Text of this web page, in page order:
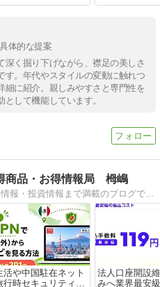
体的な提案
く掘り下げながら、襟足の美しさ
す。年代やスタイルの変動に触れつ
細に紹介。親しみやすさと専門性を
して機能しています。
商品・お得情報局 栂嶋
お買い得な物から有料・無料情報・投資情報まで満載のブログです。
活や中国駐在ネット
行時セキュリティの
法人口座開設
みへ業界最安